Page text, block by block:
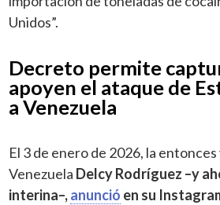
Unidos”.
Decreto permite
apoyen el ataque de
a Venezuela
El 3 de enero de 2026, la
Venezuela Delcy Rodríguez –y
interina–,anunció en su